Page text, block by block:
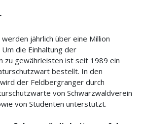
jährlich über eine Million
die Einhaltung der
zu gewährleisten ist seit 1989 ein
bestellt. In den
der Feldbergranger durch
von Schwarzwaldverein
von Studenten unterstützt.